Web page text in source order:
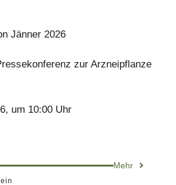
Jänner 2026
zur Arzneipflanze
um 10:00 Uhr
Mehr